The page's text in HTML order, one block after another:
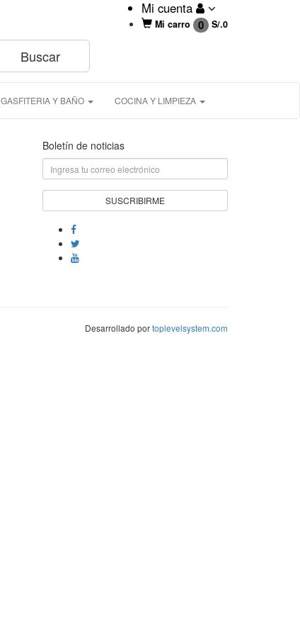
Mi cuenta
Mi carro 0 S/.0
GASFITERIA Y BAÑO COCINA Y LIMPIEZA
Boletín de noticias
Desarrollado portoplevelsystem.com